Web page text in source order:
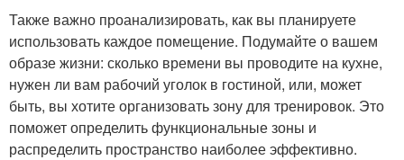
Также важно проанализировать, как вы планируете
использовать каждое помещение. Подумайте о вашем
образе жизни: сколько времени вы проводите на кухне,
нужен ли вам рабочий уголок в гостиной, или, может
быть, вы хотите организовать зону для тренировок. Это
поможет определить функциональные зоны и
распределить пространство наиболее эффективно.